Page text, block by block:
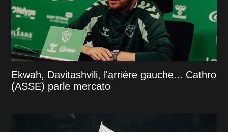
Ekwah, Davitashvili, l'arrière gauche... Cathro
(ASSE) parle mercato